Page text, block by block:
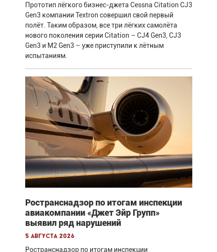
Прототип лёгкого бизнес-джета Cessna Citation CJ3
Gen3 компании Textron совершил свой первый
полёт. Таким образом, все три лёгких самолёта
нового поколения серии Citation – CJ4 Gen3, CJ3
Gen3 и M2 Gen3 – уже приступили к лётным
испытаниям.
Ространснадзор по итогам инспекции
авиакомпании «Джет Эйр Групп»
выявил ряд нарушений
5 августа 2026
Ространснадзор по итогам инспекции